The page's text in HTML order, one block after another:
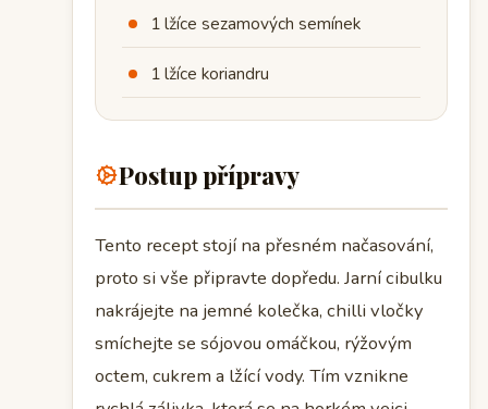
1 lžíce sezamových semínek
1 lžíce koriandru
Postup přípravy
Tento recept stojí na přesném načasování,
proto si vše připravte dopředu. Jarní cibulku
nakrájejte na jemné kolečka, chilli vločky
smíchejte se sójovou omáčkou, rýžovým
octem, cukrem a lžící vody. Tím vznikne